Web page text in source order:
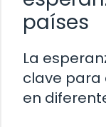
países
La
clave para
en